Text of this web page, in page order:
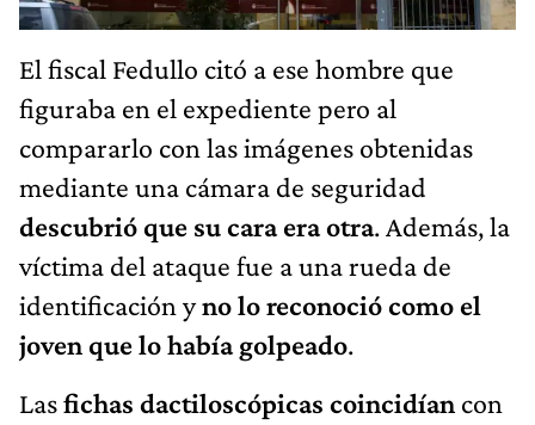
El fiscal Fedullo citó a ese hombre que
figuraba en el expediente pero al
compararlo con las imágenes obtenidas
mediante una cámara de seguridad
descubrió que su cara era otra. Además, la
víctima del ataque fue a una rueda de
identificación yno lo reconoció como el
joven que lo había golpeado.
Lasfichas dactiloscópicas coincidían con